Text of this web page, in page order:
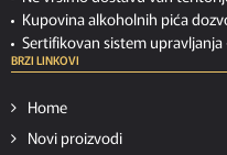
Kupovina alkoholnih pića
Sertifikovan sistem upravljanja
BRZI LINKOVI
Home
Novi proizvodi